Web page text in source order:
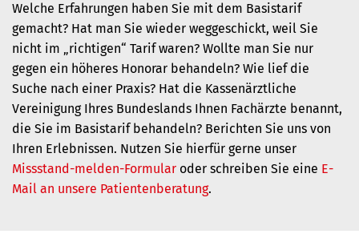
Welche Erfahrungen haben Sie mit dem Basistarif
gemacht? Hat man Sie wieder weggeschickt, weil Sie
nicht im „richtigen“ Tarif waren? Wollte man Sie nur
gegen ein höheres Honorar behandeln? Wie lief die
Suche nach einer Praxis? Hat die Kassenärztliche
Vereinigung Ihres Bundeslands Ihnen Fachärzte benannt,
die Sie im Basistarif behandeln? Berichten Sie uns von
Ihren Erlebnissen. Nutzen Sie hierfür gerne unser
Missstand-melden-Formular oder schreiben Sie eine E-
Mail an unsere Patientenberatung.